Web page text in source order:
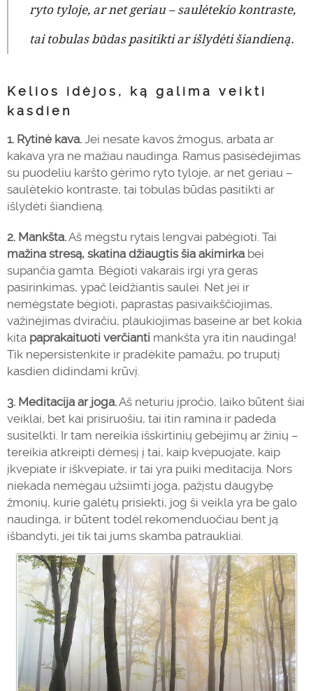
ryto tyloje, ar net geriau – saulėtekio kontraste,
tai tobulas būdas pasitikti ar išlydėti šiandieną.
Kelios idėjos, ką galima veikti
kasdien
1. Rytinė kava. Jei nesate kavos žmogus, arbata ar
kakava yra ne mažiau naudinga. Ramus pasisėdėjimas
su puodeliu karšto gėrimo ryto tyloje, ar net geriau –
saulėtekio kontraste, tai tobulas būdas pasitikti ar
išlydėti šiandieną.
2. Mankšta.Aš mėgstu rytais lengvai pabėgioti. Tai
mažina stresą, skatina džiaugtis šia akimirka bei
supančia gamta. Bėgioti vakarais irgi yra geras
pasirinkimas, ypač leidžiantis saulei. Net jei ir
nemėgstate bėgioti, paprastas pasivaikščiojimas,
važinėjimas dviračiu, plaukiojimas baseine ar bet kokia
kita paprakaituoti verčianti mankšta yra itin naudinga!
Tik nepersistenkite ir pradėkite pamažu, po truputį
kasdien didindami krūvį.
3. Meditacija ar joga.Aš neturiu įpročio, laiko būtent šiai
veiklai, bet kai prisiruošiu, tai itin ramina ir padeda
susitelkti. Ir tam nereikia išskirtinių gebėjimų ar žinių –
tereikia atkreipti dėmesį į tai, kaip kvėpuojate, kaip
įkvepiate ir iškvepiate, ir tai yra puiki meditacija. Nors
niekada nemėgau užsiimti joga, pažįstu daugybę
žmonių, kurie galėtų prisiekti, jog ši veikla yra be galo
naudinga, ir būtent todėl rekomenduočiau bent ją
išbandyti, jei tik tai jums skamba patraukliai.